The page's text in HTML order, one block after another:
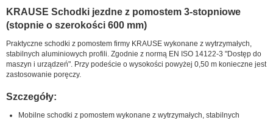
KRAUSE Schodki jezdne z pomostem 3-stopniowe
(stopnie o szerokości 600 mm)
Praktyczne schodki z pomostem firmy KRAUSE wykonane z wytrzymałych,
stabilnych aluminiowych profili. Zgodnie z normą EN ISO 14122-3 "Dostęp do
maszyn i urządzeń". Przy podeście o wysokości powyżej 0,50 m konieczne jest
zastosowanie poręczy.
Szczegóły:
Mobilne schodki z pomostem wykonane z wytrzymałych, stabilnych